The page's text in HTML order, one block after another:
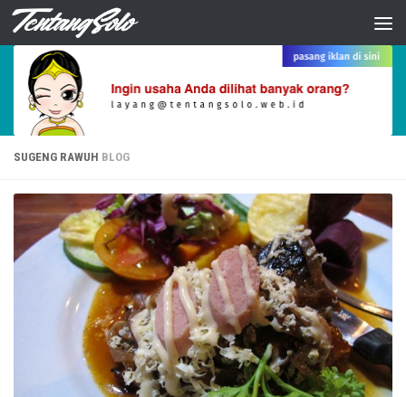
Skip to content
SUGENG RAWUH BLOG